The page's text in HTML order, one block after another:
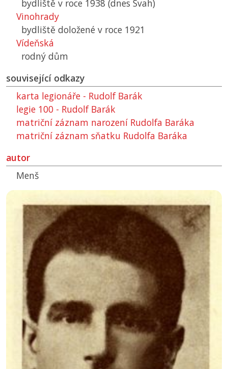
bydliště v roce 1938 (dnes Svah)
Vinohrady
bydliště doložené v roce 1921
Vídeňská
rodný dům
související odkazy
karta legionáře - Rudolf Barák
legie 100 - Rudolf Barák
matriční záznam narození Rudolfa Baráka
matriční záznam sňatku Rudolfa Baráka
autor
Menš